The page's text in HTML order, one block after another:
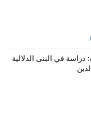
في البنى الدلالية